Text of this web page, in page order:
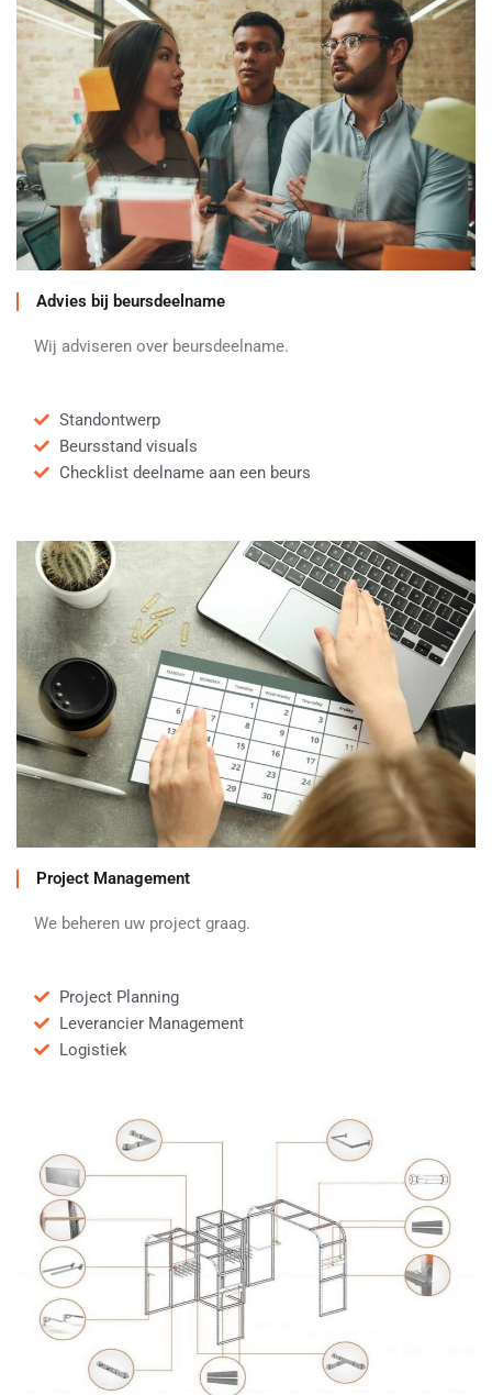
Advies bij beursdeelname
Wij adviseren over beursdeelname.
Standontwerp
Beursstand visuals
Checklist deelname aan een beurs
Project Management
We beheren uw project graag.
Project Planning
Leverancier Management
Logistiek